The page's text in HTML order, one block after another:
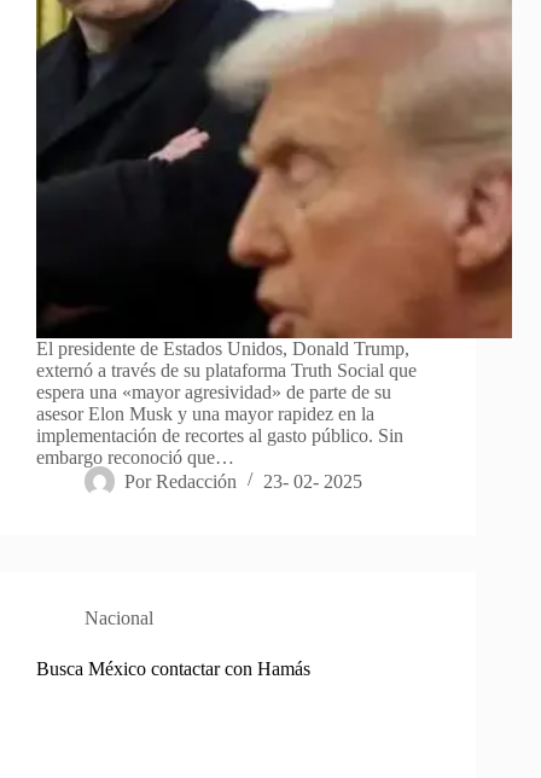
El presidente de Estados Unidos, Donald Trump,
externó a través de su plataforma Truth Social que
espera una «mayor agresividad» de parte de su
asesor Elon Musk y una mayor rapidez en la
implementación de recortes al gasto público. Sin
embargo reconoció que…
Por Redacción 23- 02- 2025
Nacional
Busca México contactar con Hamás